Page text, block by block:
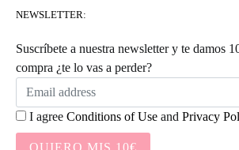
NEWSLETTER:
Suscríbete a nuestra newsletter y te damos
compra ¿te lo vas a perder?
I agree Conditions of Use and Privacy
QUIERO MIS 10€